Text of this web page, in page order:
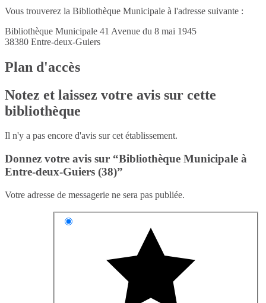
Vous trouverez la Bibliothèque Municipale à l'adresse suivante :
Bibliothèque Municipale 41 Avenue du 8 mai 1945
38380 Entre-deux-Guiers
Plan d'accès
Notez et laissez votre avis sur cette
bibliothèque
Il n'y a pas encore d'avis sur cet établissement.
Donnez votre avis sur “Bibliothèque Municipale à
Entre-deux-Guiers (38)”
Votre adresse de messagerie ne sera pas publiée.